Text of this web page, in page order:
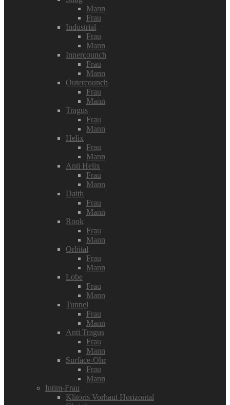
Mann
Frau
Industrial
Frau
Mann
Innercounch
Frau
Mann
Outercounch
Frau
Mann
Tragus
Frau
Mann
Helix
Frau
Mann
Anti Helix
Frau
Mann
Daith
Frau
Mann
Rook
Frau
Mann
Orbital
Frau
Mann
Lobe
Frau
Mann
Tunnel
Frau
Mann
Anti Tragus
Frau
Mann
Surface-Ohr
Frau
Mann
Intim-Frau
Klitoris Vorhaut Horizontal